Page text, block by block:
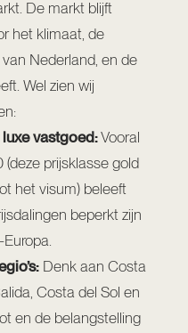
De markt blijft
het klimaat, de
Nederland, en de
Wel zien wij
vastgoed:Vooral
prijsklasse gold
het visum) beleeft
beperkt zijn
Denk aan Costa
Costa del Sol en
en de belangstelling